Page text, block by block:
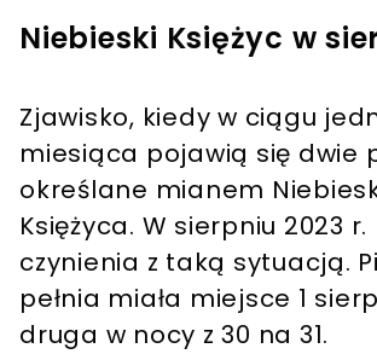
Niebieski Księżyc w
Zjawisko, kiedy w ciągu
miesiąca pojawią się dwie
określane mianem
Księżyca. W sierpniu 2023
czynienia z taką sytuacją.
pełnia miała miejsce 1
druga w nocy z 30 na 31.